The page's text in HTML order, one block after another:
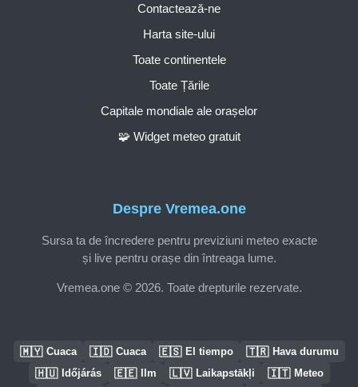
Despre Vremea.one
Sursa ta de încredere pentru previziuni meteo exacte
și live pentru orașe din întreaga lume.
Vremea.one © 2026. Toate drepturile rezervate.
Contactează-ne
Harta site-ului
Toate continentele
Toate Țările
Capitale mondiale ale orașelor
🧩 Widget meteo gratuit
🇲🇾 Cuaca 🇮🇩 Cuaca 🇪🇸 El tiempo 🇹🇷 Hava durumu
🇭🇺 Időjárás 🇪🇪 Ilm 🇱🇻 Laikapstākļi 🇮🇹 Meteo